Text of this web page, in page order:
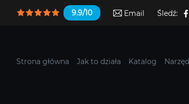
9.9/10 Email Śledź:
Strona główna Jak to działa Katalog